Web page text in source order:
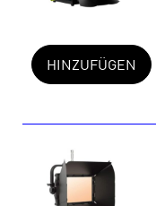
HINZUFÜGEN